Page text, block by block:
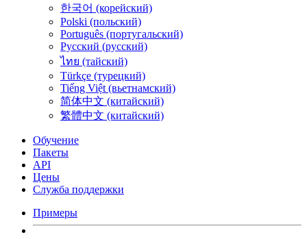
한국어 (корейский)
Polski (польский)
Português (португальский)
Русский (русский)
ไทย (тайский)
Türkçe (турецкий)
Tiếng Việt (вьетнамский)
简体中文 (китайский)
繁體中文 (китайский)
Обучение
Пакеты
API
Цены
Служба поддержки
Примеры